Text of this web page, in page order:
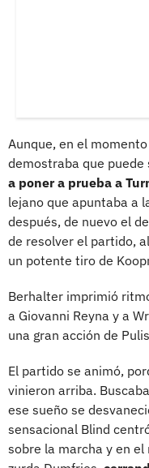
Aunque, en el
demostraba que puede
a poner a prueba a
lejano que apuntaba a
después, de nuevo el
de resolver el partido,
un potente tiro de
Berhalter imprimió
a Giovanni Reyna y a
una gran acción de
El partido se animó,
vinieron arriba.
ese sueño se
sensacional Blind
sobre la marcha y en